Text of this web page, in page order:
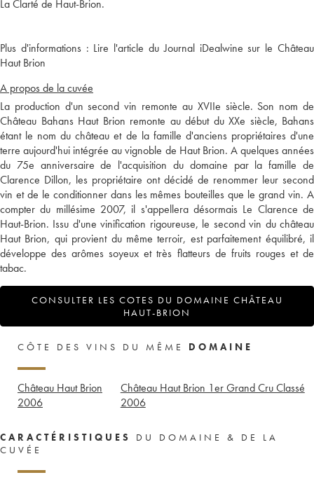
Plus d'informations : Lire l'article du Journal iDealwine sur le Château
Haut Brion
A propos de la cuvée
La production d'un second vin remonte au XVIIe siècle. Son nom de
Château Bahans Haut Brion remonte au début du XXe siècle, Bahans
étant le nom du château et de la famille d'anciens propriétaires d'une
terre aujourd'hui intégrée au vignoble de Haut Brion. A quelques années
du 75e anniversaire de l'acquisition du domaine par la famille de
Clarence Dillon, les propriétaire ont décidé de renommer leur second
vin et de le conditionner dans les mêmes bouteilles que le grand vin. A
compter du millésime 2007, il s'appellera désormais Le Clarence de
Haut-Brion. Issu d'une vinification rigoureuse, le second vin du château
Haut Brion, qui provient du même terroir, est parfaitement équilibré, il
développe des arômes soyeux et très flatteurs de fruits rouges et de
tabac.
CONSULTER LES COTES DU DOMAINE CHÂTEAU
HAUT-BRION
CÔTE DES VINS DU MÊME DOMAINE
Château Haut Brion
2006
Château Haut Brion 1er Grand Cru Classé
2006
CARACTÉRISTIQUES
DU DOMAINE & DE LA
CUVÉE